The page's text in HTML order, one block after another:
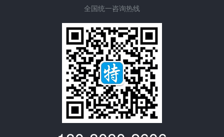
全国统一咨询热线